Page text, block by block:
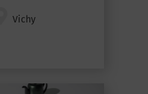
Vichy